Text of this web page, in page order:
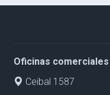
Oficinas comerciales
Ceibal 1587